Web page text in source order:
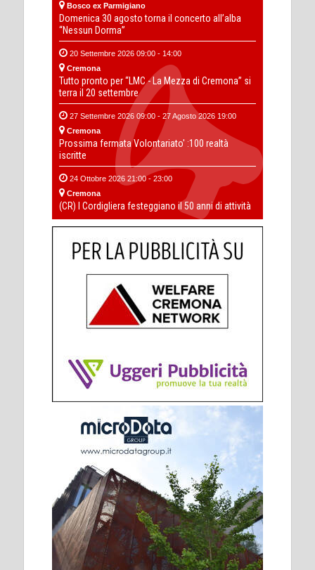
Bosco ex Parmigiano
Domenica 30 agosto torna il concerto all’alba
“Nessun Dorma”
20 Settembre 2026 09:00 - 14:00
Cremona
Tutto pronto per “LMC - La Mezza di Cremona” si
terra il 20 settembre
27 Settembre 2026 09:00 - 27 Agosto 2026 19:00
Cremona
Prossima fermata Volontariato' :100 realtà
iscritte
24 Ottobre 2026 21:00 - 23:00
Cremona
(CR) I Cordigliera festeggiano il 50 anni di attività